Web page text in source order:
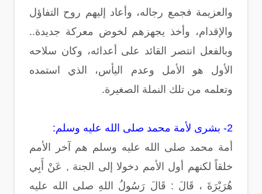
والعزيمة فجمع رجاله، وأعاد إليهم روح التفاؤل
والإقدام، وأخذ يجهزهم لخوض معركة جديدة..
وبالفعل انتصر القائد على أعدائه، وكان سلاحه
الأول هو الأمل وعدم اليأس، الذي استمده
وتعلمه من تلك النملة الصغيرة.
2- بشرى لأمة محمد صلى الله عليه وسلم:
أمة محمد صلى الله عليه وسلم هم آخر الأمم
خلقاً لكنهم أول الأمم دخولا إلى الجنة , عَنْ أَبِي
هُرَيْرَةَ ، قَالَ : قَالَ رَسُولُ اللهِ صلى الله عليه